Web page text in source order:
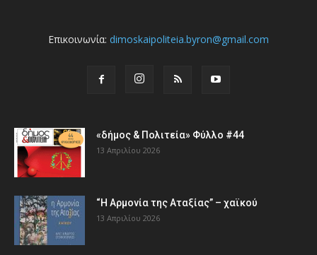
Επικοινωνία: dimoskaipoliteia.byron@gmail.com
«δήμος & Πολιτεία» Φύλλο #44
13 Απριλίου 2026
“Η Αρμονία της Αταξίας” – χαϊκού
13 Απριλίου 2026